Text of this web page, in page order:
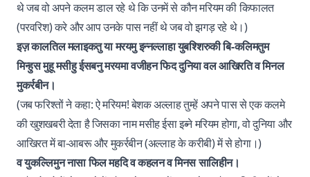
थे जब वो अपने कलम डाल रहे थे कि उनमें से कौन मरियम की किफालत
(परवरिश) करे और आप उनके पास नहीं थे जब वो झगड़ रहे थे।)
इज़ कालतिल मलाइकतु या मरयमु इन्नल्लाहा युबश्शिरुकी बि-कलिमतुम
मिन्हुस मुहू मसीहु ईसबनु मरयमा वजीहन फिद दुनिया वल आखिरति व मिनल
मुकर्रबीन।
(जब फरिश्तों ने कहा: ऐ मरियम! बेशक अल्लाह तुम्हें अपने पास से एक कलमे
की खुशखबरी देता है जिसका नाम मसीह ईसा इब्ने मरियम होगा, वो दुनिया और
आखिरत में बा-आबरू और मुकर्रबीन (अल्लाह के करीबी) में से होगा।)
व युकल्लिमुन नासा फिल महदि व कहलन व मिनस सालिहीन।